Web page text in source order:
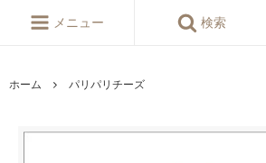
メニュー 検索
ホーム パリパリチーズ